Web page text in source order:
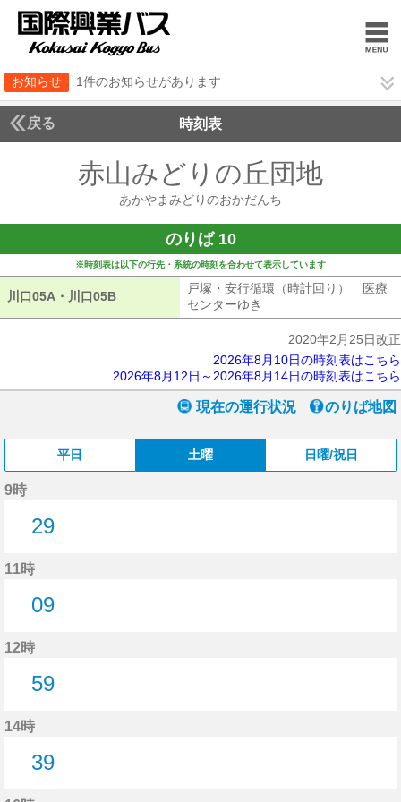
お知らせ 1件のお知らせがあります
戻る 時刻表
赤山みどりの丘団地
あかやまみどりのおかだんち
のりば 10
※時刻表は以下の行先・系統の時刻を合わせて表示しています
川口05A・川口05B 川口05A・川口05B
戸塚・安行循環（時計回り） 医療
センターゆき
2020年2月25日改正
2026年8月10日の時刻表はこちら
2026年8月12日～2026年8月14日の時刻表はこちら
現在の運行状況 のりば地図
平日 土曜 日曜/祝日
9時
29
11時
09
12時
59
14時
39